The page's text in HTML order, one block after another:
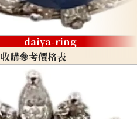
daiya-ring
收購參考價格表